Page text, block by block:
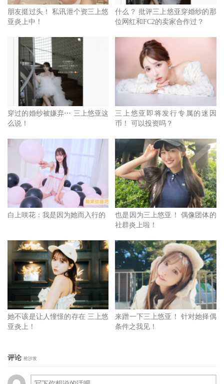
这是怎么回事？事务所怎么会放掉这只金母鸡？
这必须要从今年年初讲起〜
朋友挺过头！ 私讯泄个资三上悠
亚炎上中！
什么？ 批评三上悠亚穿婚纱的那
位网红和FC2的卖家合作过？
穿过的婚纱被嫌弃⋯ 三上悠亚这
么说！
三上悠亚即将发行专属的迷因
币！ 可以投资吗？
白上咲花：我是因为她而入行的
也是因为三上悠亚！ 偶像团体的
社群炎上啦！
她不该是让人憧憬的存在 三上悠
亚炎上！
来蹭一下三上悠亚！ 针对她择偶
条件之我见！
评论 抢沙发